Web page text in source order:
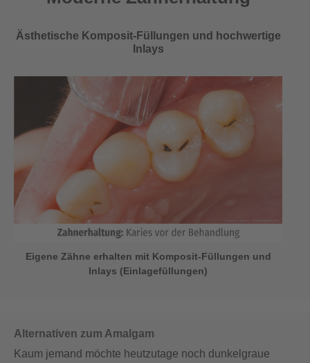
Ästhetische Komposit-Füllungen und hochwertige
Inlays
Eigene Zähne erhalten mit Komposit-Füllungen und
Inlays (Einlagefüllungen)
Alternativen zum Amalgam
Kaum jemand möchte heutzutage noch dunkelgraue